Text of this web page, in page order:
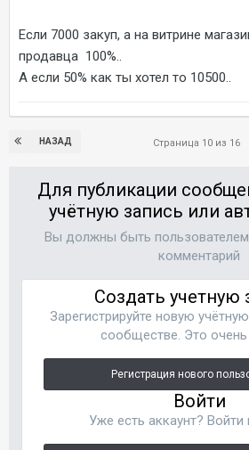
Если 7000 закуп, а на витрине
продавца 100%..
А если 50% как ты хотел то 10500..
НАЗАД Страница 10 из 16
Для публикации
учётную запись или
Вы должны быть
комментарий
Создать учетную
Зарегистрируйте новую
сообществе. Это очень
Регистрация нового
Войти
Уже есть аккаунт? Войти